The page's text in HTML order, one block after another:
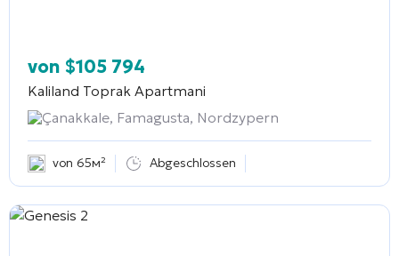
von $105 794
Kaliland Toprak Apartmani
Çanakkale, Famagusta, Nordzypern
von 65м² Abgeschlossen